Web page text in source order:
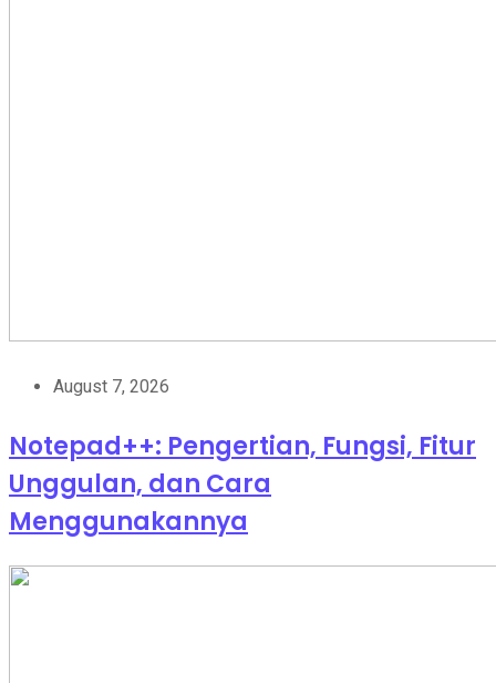
August 7, 2026
Notepad++: Pengertian, Fungsi, Fitur
Unggulan, dan Cara
Menggunakannya